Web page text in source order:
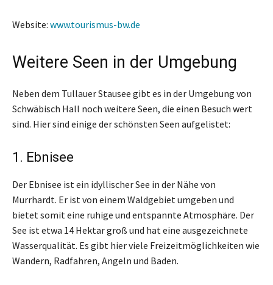
Website: www.tourismus-bw.de
Weitere Seen in der Umgebung
Neben dem Tullauer Stausee gibt es in der Umgebung von
Schwäbisch Hall noch weitere Seen, die einen Besuch wert
sind. Hier sind einige der schönsten Seen aufgelistet:
1. Ebnisee
Der Ebnisee ist ein idyllischer See in der Nähe von
Murrhardt. Er ist von einem Waldgebiet umgeben und
bietet somit eine ruhige und entspannte Atmosphäre. Der
See ist etwa 14 Hektar groß und hat eine ausgezeichnete
Wasserqualität. Es gibt hier viele Freizeitmöglichkeiten wie
Wandern, Radfahren, Angeln und Baden.